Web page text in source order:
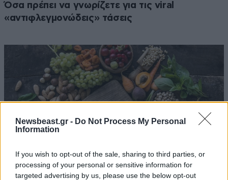
Newsbeast.gr - Do Not Process My Personal
Information
If you wish to opt-out of the sale, sharing to third parties, or
processing of your personal or sensitive information for
targeted advertising by us, please use the below opt-out
Όσα πρέπει να γνωρίζετε για τις viral
«αντιφλεγμονώδεις» τάσεις